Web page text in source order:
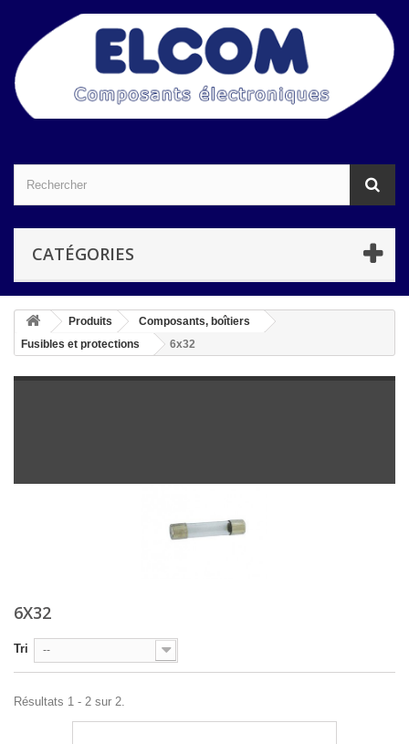
CATÉGORIES
Produits
Composants, boîtiers
Fusibles et protections
6x32
6X32
Tri --
Résultats 1 - 2 sur 2.